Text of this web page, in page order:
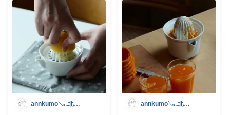
annkumo𓂅 𓈒北欧ゆるミニマル annkumo𓂅 𓈒北欧ゆるミニマル